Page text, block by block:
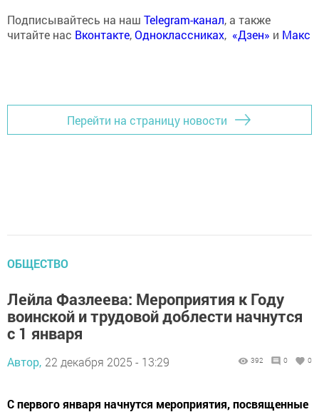
Подписывайтесь на наш Telegram-канал, а также
читайте нас Вконтакте,Одноклассниках, «Дзен» и Макс
Перейти на страницу новости
ОБЩЕСТВО
Лейла Фазлеева: Мероприятия к Году
воинской и трудовой доблести начнутся
с 1 января
Автор, 22 декабря 2025 - 13:29 392 0 0
С первого января начнутся мероприятия, посвященные